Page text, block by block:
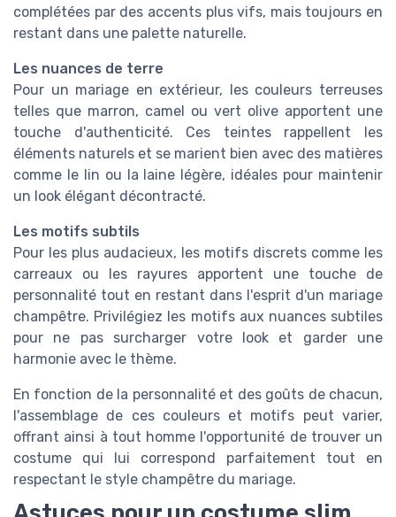
complétées par des accents plus vifs, mais toujours en
restant dans une palette naturelle.
Les nuances de terre
Pour un mariage en extérieur, les couleurs terreuses
telles que marron, camel ou vert olive apportent une
touche d'authenticité. Ces teintes rappellent les
éléments naturels et se marient bien avec des matières
comme le lin ou la laine légère, idéales pour maintenir
un look élégant décontracté.
Les motifs subtils
Pour les plus audacieux, les motifs discrets comme les
carreaux ou les rayures apportent une touche de
personnalité tout en restant dans l'esprit d'un mariage
champêtre. Privilégiez les motifs aux nuances subtiles
pour ne pas surcharger votre look et garder une
harmonie avec le thème.
En fonction de la personnalité et des goûts de chacun,
l'assemblage de ces couleurs et motifs peut varier,
offrant ainsi à tout homme l'opportunité de trouver un
costume qui lui correspond parfaitement tout en
respectant le style champêtre du mariage.